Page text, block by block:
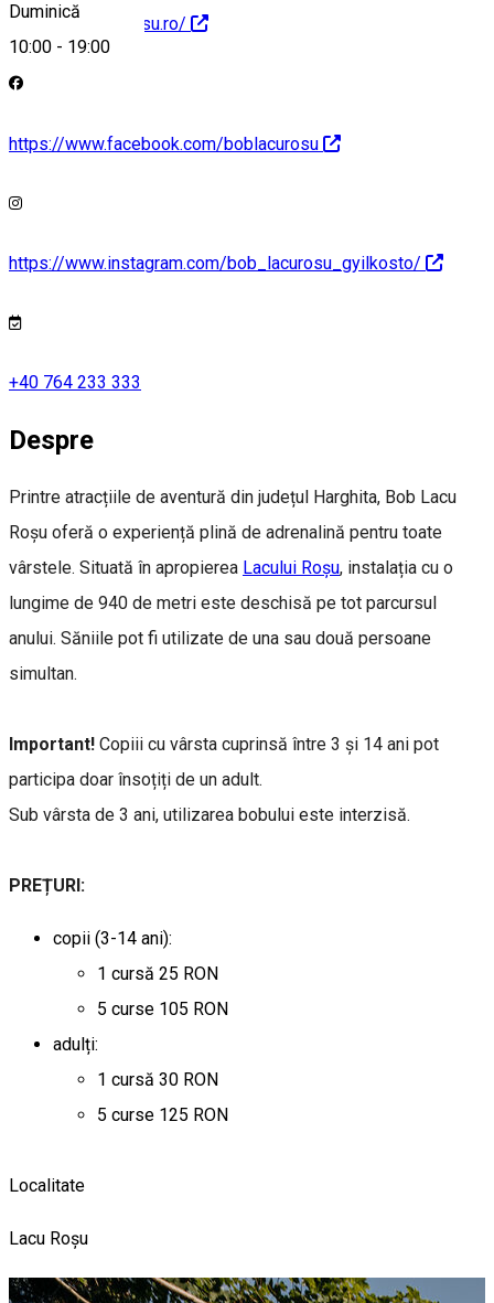
Duminică
10:00 - 19:00
https://boblacurosu.ro/
https://www.facebook.com/boblacurosu
https://www.instagram.com/bob_lacurosu_gyilkosto/
+40 764 233 333
Despre
Printre atracțiile de aventură din județul Harghita, Bob Lacu
Roșu oferă o experiență plină de adrenalină pentru toate
vârstele. Situată în apropierea Lacului Roșu, instalația cu o
lungime de 940 de metri este deschisă pe tot parcursul
anului. Săniile pot fi utilizate de una sau două persoane
simultan.
Important! Copiii cu vârsta cuprinsă între 3 și 14 ani pot
participa doar însoțiți de un adult.
Sub vârsta de 3 ani, utilizarea bobului este interzisă.
PREȚURI:
copii (3-14 ani):
1 cursă 25 RON
5 curse 105 RON
adulți:
1 cursă 30 RON
5 curse 125 RON
Localitate
Lacu Roșu